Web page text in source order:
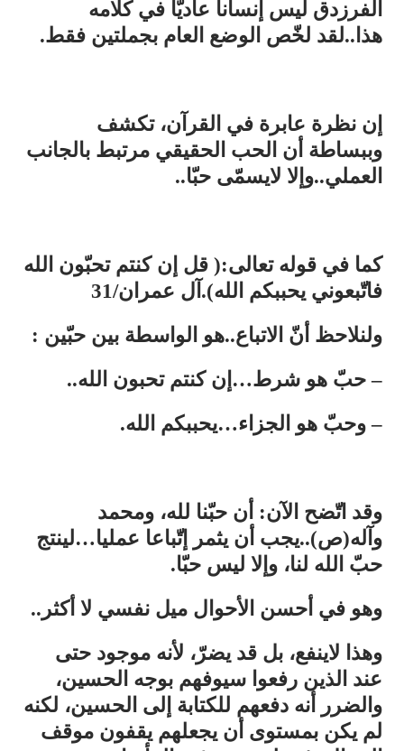
الفرزدق ليس إنسانا عاديّاً في كلامه
هذا..لقد لخّص الوضع العام بجملتين فقط.
إن نظرة عابرة في القرآن، تكشف
وببساطة أن الحب الحقيقي مرتبط بالجانب
العملي..وإلا لايسمّى حبّا..
كما في قوله تعالى:( قل إن كنتم تحبّون الله
فاتّبعوني يحببكم الله).آل عمران/31
ولنلاحظ أنّ الاتباع..هو الواسطة بين حبّين :
– حبّ هو شرط…إن كنتم تحبون الله..
– وحبّ هو الجزاء…يحببكم الله.
وقد اتّضح الآن: أن حبّنا لله، ومحمد
وآله(ص)..يجب أن يثمر إتّباعا عمليا…لينتج
حبّ الله لنا، وإلا ليس حبّا.
وهو في أحسن الأحوال ميل نفسي لا أكثر..
وهذا لاينفع، بل قد يضرّ، لأنه موجود حتى
عند الذين رفعوا سيوفهم بوجه الحسين،
والضرر أنه دفعهم للكتابة إلى الحسين، لكنه
لم يكن بمستوى أن يجعلهم يقفون موقف